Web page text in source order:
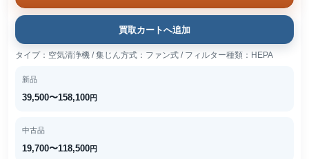
買取カートへ追加
タイプ：空気清浄機 / 集じん方式：ファン式 / フィルター種類：HEPA
新品
39,500〜158,100円
中古品
19,700〜118,500円